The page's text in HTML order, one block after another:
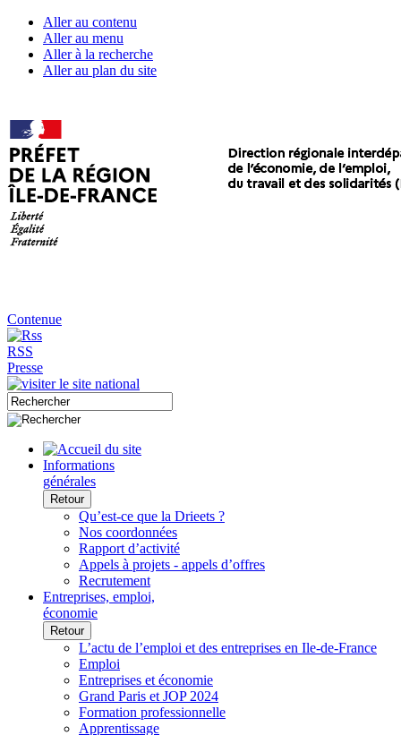
Aller au contenu
Aller au menu
Aller à la recherche
Aller au plan du site
Contenue
RSS
Presse
Informations
générales
Retour
Qu’est-ce que la Drieets ?
Nos coordonnées
Rapport d’activité
Appels à projets - appels d’offres
Recrutement
Entreprises, emploi,
économie
Retour
L’actu de l’emploi et des entreprises en Ile-de-France
Emploi
Entreprises et économie
Grand Paris et JOP 2024
Formation professionnelle
Apprentissage